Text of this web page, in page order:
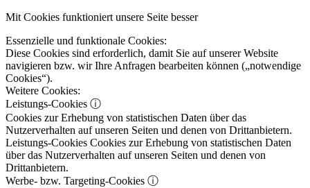
Mit Cookies funktioniert unsere Seite besser
Essenzielle und funktionale Cookies:
Diese Cookies sind erforderlich, damit Sie auf unserer Website
navigieren bzw. wir Ihre Anfragen bearbeiten können („notwendige
Cookies“).
Weitere Cookies:
Leistungs-Cookies ⓘ
Cookies zur Erhebung von statistischen Daten über das
Nutzerverhalten auf unseren Seiten und denen von Drittanbietern.
Leistungs-Cookies Cookies zur Erhebung von statistischen Daten
über das Nutzerverhalten auf unseren Seiten und denen von
Drittanbietern.
Werbe- bzw. Targeting-Cookies ⓘ